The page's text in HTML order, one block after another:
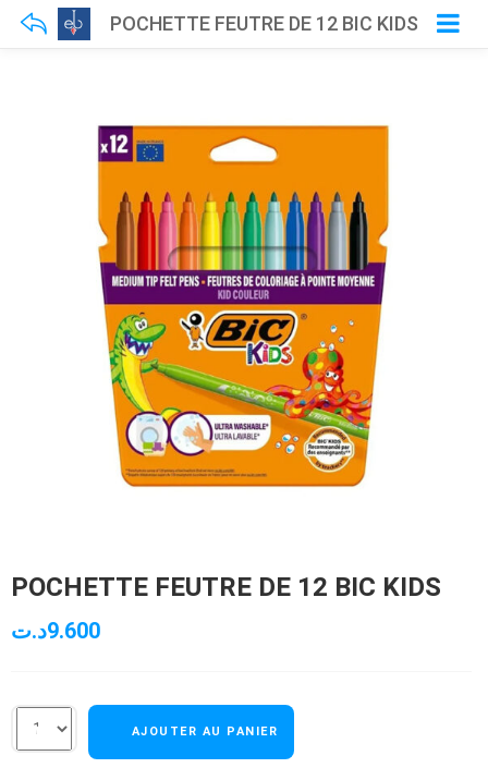
POCHETTE FEUTRE DE 12 BIC KIDS
POCHETTE FEUTRE DE 12 BIC KIDS
9.600د.ت
AJOUTER AU PANIER